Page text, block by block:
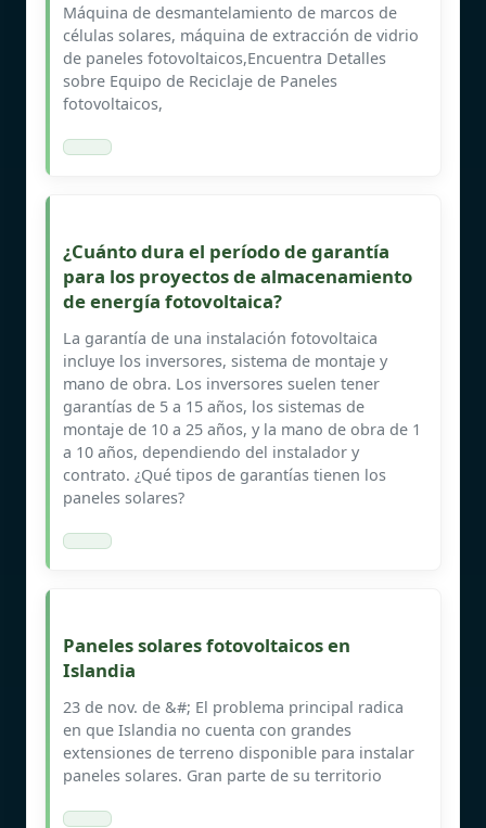
Máquina de desmantelamiento de marcos de
células solares, máquina de extracción de vidrio
de paneles fotovoltaicos,Encuentra Detalles
sobre Equipo de Reciclaje de Paneles
fotovoltaicos,
¿Cuánto dura el período de garantía
para los proyectos de almacenamiento
de energía fotovoltaica?
La garantía de una instalación fotovoltaica
incluye los inversores, sistema de montaje y
mano de obra. Los inversores suelen tener
garantías de 5 a 15 años, los sistemas de
montaje de 10 a 25 años, y la mano de obra de 1
a 10 años, dependiendo del instalador y
contrato. ¿Qué tipos de garantías tienen los
paneles solares?
Paneles solares fotovoltaicos en
Islandia
23 de nov. de &#; El problema principal radica
en que Islandia no cuenta con grandes
extensiones de terreno disponible para instalar
paneles solares. Gran parte de su territorio